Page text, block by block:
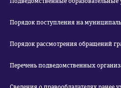
Порядок поступления на
Порядок рассмотрения обращений
Перечень подведомственных